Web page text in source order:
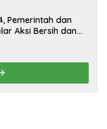
Pemerintah dan
Aksi Bersih dan